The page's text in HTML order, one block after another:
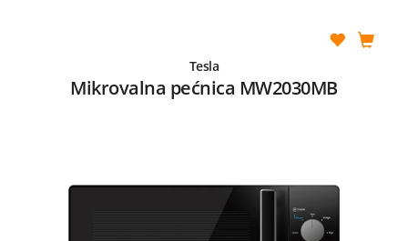
Tesla
Mikrovalna pećnica MW2030MB